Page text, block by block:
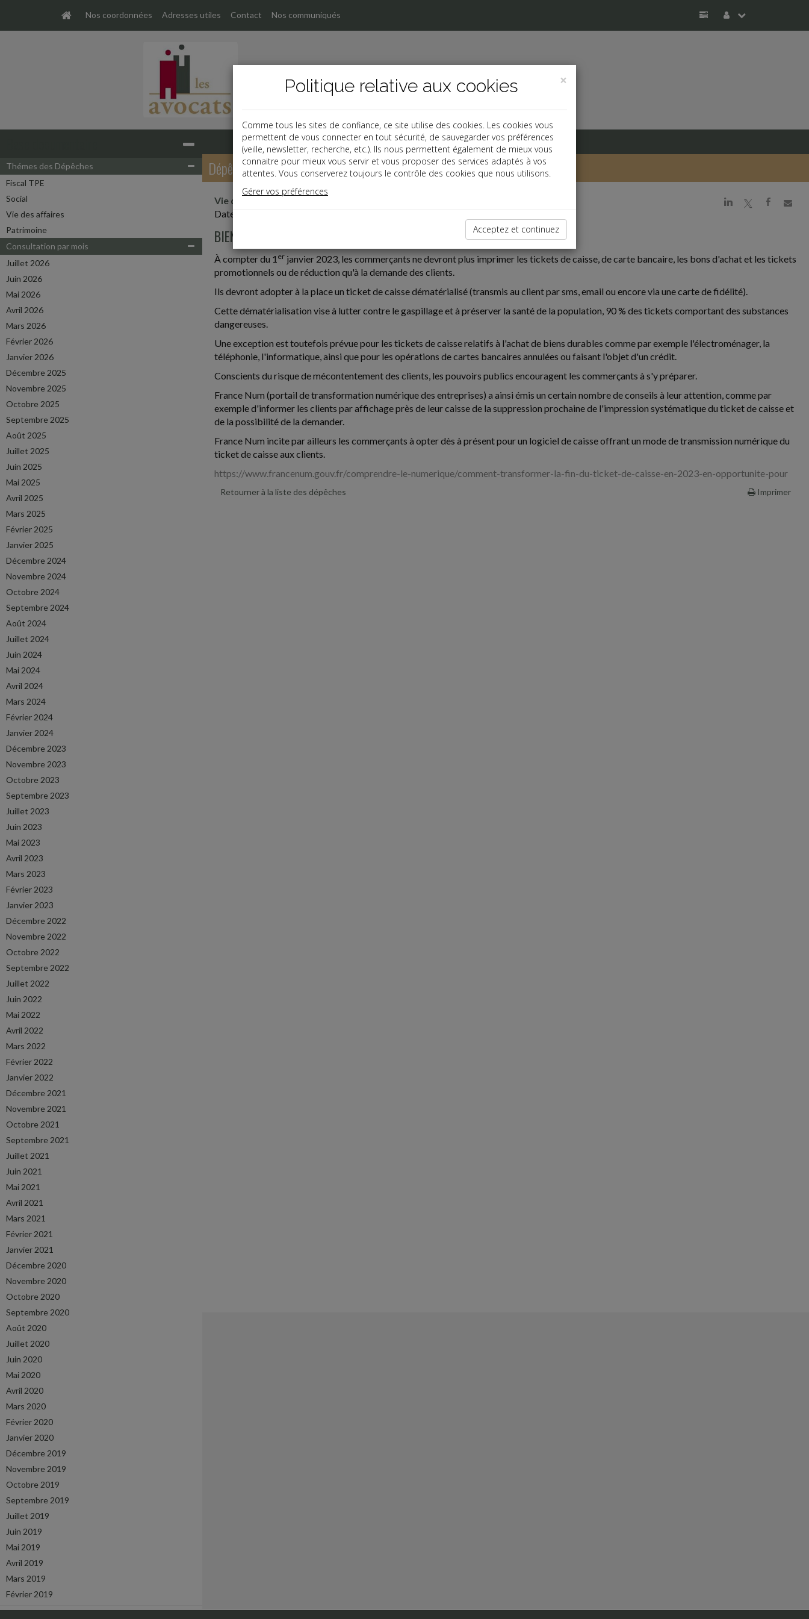
Nos coordonnées Adresses utiles Contact Nos communiqués
Thémes des Dépêches
Fiscal TPE
Social
Vie des affaires
Patrimoine
Consultation par mois
Juillet 2026
Juin 2026
Mai 2026
Avril 2026
Mars 2026
Février 2026
Janvier 2026
Décembre 2025
Novembre 2025
Octobre 2025
Septembre 2025
Août 2025
Juillet 2025
Juin 2025
Mai 2025
Avril 2025
Mars 2025
Février 2025
Janvier 2025
Décembre 2024
Novembre 2024
Octobre 2024
Septembre 2024
Août 2024
Juillet 2024
Juin 2024
Mai 2024
Avril 2024
Mars 2024
Février 2024
Janvier 2024
Décembre 2023
Novembre 2023
Octobre 2023
Septembre 2023
Juillet 2023
Juin 2023
Mai 2023
Avril 2023
Mars 2023
Février 2023
Janvier 2023
Décembre 2022
Novembre 2022
Octobre 2022
Septembre 2022
Juillet 2022
Juin 2022
Mai 2022
Avril 2022
Mars 2022
Février 2022
Janvier 2022
Décembre 2021
Novembre 2021
Octobre 2021
Septembre 2021
Juillet 2021
Juin 2021
Mai 2021
Avril 2021
Mars 2021
Février 2021
Janvier 2021
Décembre 2020
Novembre 2020
Octobre 2020
Septembre 2020
Août 2020
Juillet 2020
Juin 2020
Mai 2020
Avril 2020
Mars 2020
Février 2020
Janvier 2020
Décembre 2019
Novembre 2019
Octobre 2019
Septembre 2019
Juillet 2019
Juin 2019
Mai 2019
Avril 2019
Mars 2019
Février 2019
Dépêches
j a b
Vie des affaires
Date: 2022-06-27
BIENTÔT LA FIN DU TICKET DE CAISSE
À compter du 1 er janvier 2023, les commerçants ne devront plus imprimer les tickets de caisse, de carte bancaire, les bons d'achat et les tickets
promotionnels ou de réduction qu'à la demande des clients.
Ils devront adopter à la place un ticket de caisse dématérialisé (transmis au client par sms, email ou encore via une carte de fidélité).
Cette dématérialisation vise à lutter contre le gaspillage et à préserver la santé de la population, 90 % des tickets comportant des substances
dangereuses.
Une exception est toutefois prévue pour les tickets de caisse relatifs à l'achat de biens durables comme par exemple l'électroménager, la
téléphonie, l'informatique, ainsi que pour les opérations de cartes bancaires annulées ou faisant l'objet d'un crédit.
Conscients du risque de mécontentement des clients, les pouvoirs publics encouragent les commerçants à s'y préparer.
France Num (portail de transformation numérique des entreprises) a ainsi émis un certain nombre de conseils à leur attention, comme par
exemple d'informer les clients par affichage près de leur caisse de la suppression prochaine de l'impression systématique du ticket de caisse et
de la possibilité de la demander.
France Num incite par ailleurs les commerçants à opter dès à présent pour un logiciel de caisse offrant un mode de transmission numérique du
ticket de caisse aux clients.
https://www.francenum.gouv.fr/comprendre-le-numerique/comment-transformer-la-fin-du-ticket-de-caisse-en-2023-en-opportunite-pour
Retourner à la liste des dépêches Imprimer
×
Politique relative aux cookies
Comme tous les sites de confiance, ce site utilise des cookies. Les cookies vous
permettent de vous connecter en tout sécurité, de sauvegarder vos préférences
(veille, newsletter, recherche, etc.). Ils nous permettent également de mieux vous
connaitre pour mieux vous servir et vous proposer des services adaptés à vos
attentes. Vous conserverez toujours le contrôle des cookies que nous utilisons.
Gérer vos préférences
Acceptez et continuez